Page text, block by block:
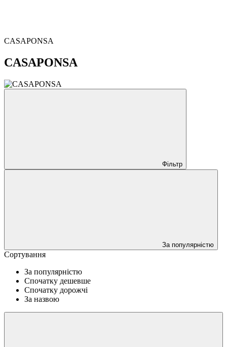
CASAPONSA
CASAPONSA
Фільтр
За популярністю
Сортування
За популярністю
Спочатку дешевше
Спочатку дорожчі
За назвою